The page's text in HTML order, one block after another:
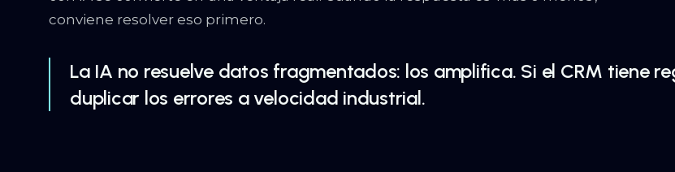
conviene resolver eso primero.
La IA no resuelve datos fragmentados: los amplifica. Si el CRM tiene
duplicar los errores a velocidad industrial.